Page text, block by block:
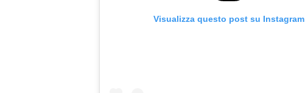
Visualizza questo post su Instagram